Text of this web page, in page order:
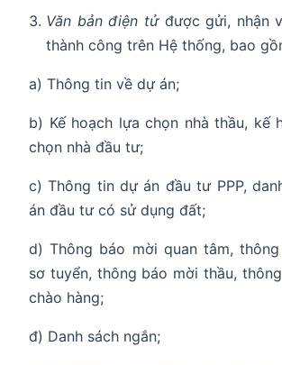
Văn bản điện tửđược gửi, nhận
thành công trên Hệ thống, bao
a) Thông tin về dự án;
b) Kế hoạch lựa chọn nhà thầu, kế
chọn nhà đầu tư;
c) Thông tin dự án đầu tư PPP,
án đầu tư có sử dụng đất;
d) Thông báo mời quan tâm,
sơ tuyển, thông báo mời thầu,
chào hàng;
đ) Danh sách ngắn;